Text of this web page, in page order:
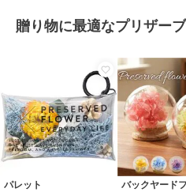
贈り物に最適なプリザー
パレット バックヤード